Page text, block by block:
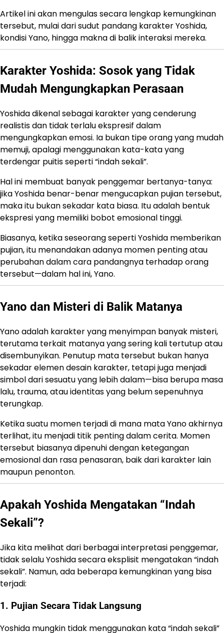
Artikel ini akan mengulas secara lengkap kemungkinan
tersebut, mulai dari sudut pandang karakter Yoshida,
kondisi Yano, hingga makna di balik interaksi mereka.
Karakter Yoshida: Sosok yang Tidak
Mudah Mengungkapkan Perasaan
Yoshida dikenal sebagai karakter yang cenderung
realistis dan tidak terlalu ekspresif dalam
mengungkapkan emosi. Ia bukan tipe orang yang mudah
memuji, apalagi menggunakan kata-kata yang
terdengar puitis seperti “indah sekali”.
Hal ini membuat banyak penggemar bertanya-tanya:
jika Yoshida benar-benar mengucapkan pujian tersebut,
maka itu bukan sekadar kata biasa. Itu adalah bentuk
ekspresi yang memiliki bobot emosional tinggi.
Biasanya, ketika seseorang seperti Yoshida memberikan
pujian, itu menandakan adanya momen penting atau
perubahan dalam cara pandangnya terhadap orang
tersebut—dalam hal ini, Yano.
Yano dan Misteri di Balik Matanya
Yano adalah karakter yang menyimpan banyak misteri,
terutama terkait matanya yang sering kali tertutup atau
disembunyikan. Penutup mata tersebut bukan hanya
sekadar elemen desain karakter, tetapi juga menjadi
simbol dari sesuatu yang lebih dalam—bisa berupa masa
lalu, trauma, atau identitas yang belum sepenuhnya
terungkap.
Ketika suatu momen terjadi di mana mata Yano akhirnya
terlihat, itu menjadi titik penting dalam cerita. Momen
tersebut biasanya dipenuhi dengan ketegangan
emosional dan rasa penasaran, baik dari karakter lain
maupun penonton.
Apakah Yoshida Mengatakan “Indah
Sekali”?
Jika kita melihat dari berbagai interpretasi penggemar,
tidak selalu Yoshida secara eksplisit mengatakan “indah
sekali”. Namun, ada beberapa kemungkinan yang bisa
terjadi:
1. Pujian Secara Tidak Langsung
Yoshida mungkin tidak menggunakan kata “indah sekali”